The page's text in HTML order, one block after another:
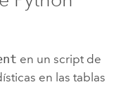
en un script de
en las tablas